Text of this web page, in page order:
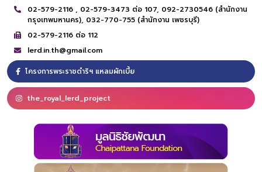
02-579-2116 , 02-579-3473 ต่อ 107, 092-2730546 (สำนักงาน
กรุงเทพมหานคร), 032-770-755 (สำนักงาน เพชรบุรี)
02-579-2116 ต่อ 112
lerd.in.th@gmail.com
โครงการพระราชดำริฯ แหลมผักเบี้ย
the_royal_lerd_project